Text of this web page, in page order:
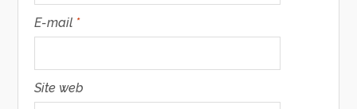
E-mail *
Site web